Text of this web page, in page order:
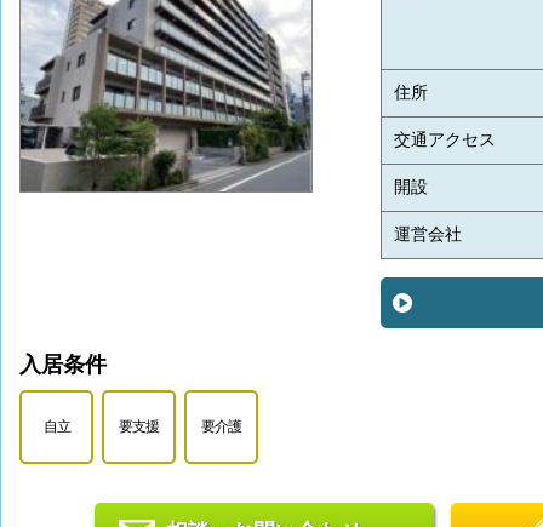
住所
交通アクセス
開設
運営会社
入居条件
自立 要支援 要介護